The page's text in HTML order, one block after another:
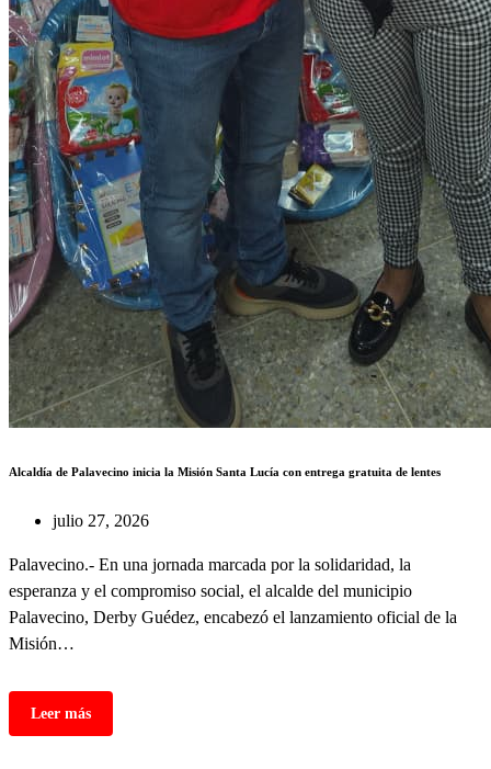
Alcaldía de Palavecino inicia la Misión Santa Lucía con entrega gratuita de lentes
julio 27, 2026
Palavecino.- En una jornada marcada por la solidaridad, la
esperanza y el compromiso social, el alcalde del municipio
Palavecino, Derby Guédez, encabezó el lanzamiento oficial de la
Misión…